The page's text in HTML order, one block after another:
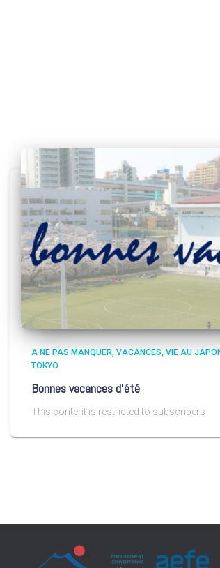
A NE PAS MANQUER VACANCES VIE AU
TOKYO
Bonnes vacances d’été
This content is restricted to subscribers